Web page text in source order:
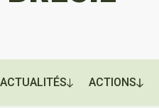
ACTUALITÉS ACTIONS